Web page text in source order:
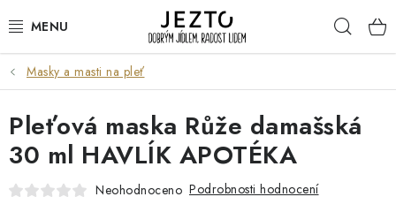
na
DÁRKOVÉ SADY
TRVANLIVÉ
DROGERIE A KOSMETIKA
Masky a masti na pleť
Pleťová maska Růže damašská
30 ml HAVLÍK APOTÉKA
Neohodnoceno Podrobnosti hodnocení